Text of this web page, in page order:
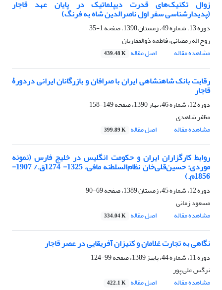
زوال تکنیک‌های قدرت دیپلماتیک در پایان عهد قاجار
(پدیدارشناسی سفر اول ناصرالدین شاه به فرنگ)
دوره 13، شماره 49، زمستان 1390، صفحه
1-35
روح اله رمضانی، فاطمه ذوالفقاریان
مشاهده مقاله
اصل مقاله 439.48 K
رقابت بانک شاهنشاهی ایران با صرافان و بازرگانان ایرانی دردورۀ
قاجار
دوره 12، شماره 46، بهار 1390، صفحه
149-158
مظفر شاهدی
مشاهده مقاله
اصل مقاله 399.89 K
روابط کارگزاران ایران و حکومت انگلیس در خلیج فارس (نمونه
موردی: حسین‌قلی‌خان نظام‌السلطنه مافی، 1325- 1274ق./ 1907-
1856م.)
دوره 12، شماره 45، زمستان 1389، صفحه
69-90
مسعود زمانی
مشاهده مقاله
اصل مقاله 334.04 K
نگاهی به تجارت غلامان و کنیزان آفریقایی در عصر قاجار
دوره 11، شماره 44، پاییز 1389، صفحه
99-124
نرگس علی پور
مشاهده مقاله
اصل مقاله 422.1 K